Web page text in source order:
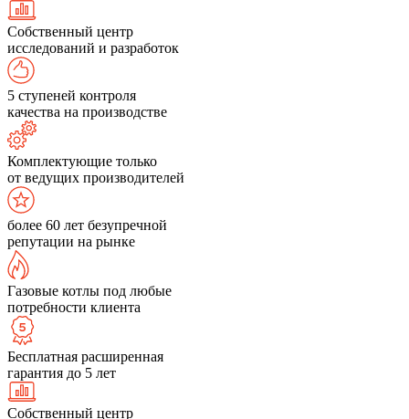
Собственный центр
исследований и разработок
5 ступеней контроля
качества на производстве
Комплектующие только
от ведущих производителей
более 60 лет безупречной
репутации на рынке
Газовые котлы под любые
потребности клиента
Бесплатная расширенная
гарантия до 5 лет
Собственный центр